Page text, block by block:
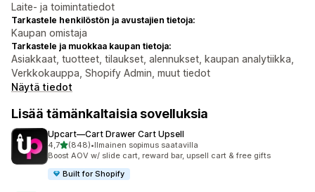
Laite- ja toimintatiedot
Tarkastele henkilöstön ja avustajien tietoja:
Kaupan omistaja
Tarkastele ja muokkaa kaupan tietoja:
Asiakkaat, tuotteet, tilaukset, alennukset, kaupan analytiikka,
Verkkokauppa, Shopify Admin, muut tiedot
Näytä tiedot
Lisää tämänkaltaisia sovelluksia
Upcart—Cart Drawer Cart Upsell
4,7/ 5 tähteä
(848)
848 arvostelua yhteensä
•Ilmainen sopimus saatavilla
Boost AOV w/ slide cart, reward bar, upsell cart & free gifts
Built for Shopify